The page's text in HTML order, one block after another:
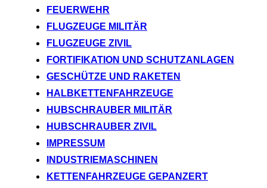
FEUERWEHR
FLUGZEUGE MILITÄR
FLUGZEUGE ZIVIL
FORTIFIKATION UND SCHUTZANLAGEN
GESCHÜTZE UND RAKETEN
HALBKETTENFAHRZEUGE
HUBSCHRAUBER MILITÄR
HUBSCHRAUBER ZIVIL
IMPRESSUM
INDUSTRIEMASCHINEN
KETTENFAHRZEUGE GEPANZERT